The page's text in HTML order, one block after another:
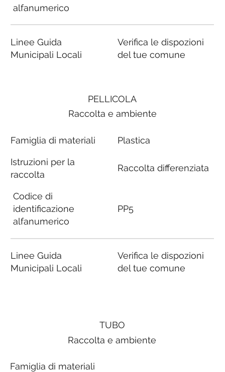
PELLICOLA
Raccolta e ambiente
Famiglia di materiali
Istruzioni per la
raccolta
Codice di
identificazione
alfanumerico
Linee Guida
Municipali Locali
Plastica
Raccolta differenziata
PP5
Verifica le dispozioni
del tue comune
alfanumerico
Linee Guida
Municipali Locali
Verifica le dispozioni
del tue comune
TUBO
Raccolta e ambiente
Famiglia di materiali